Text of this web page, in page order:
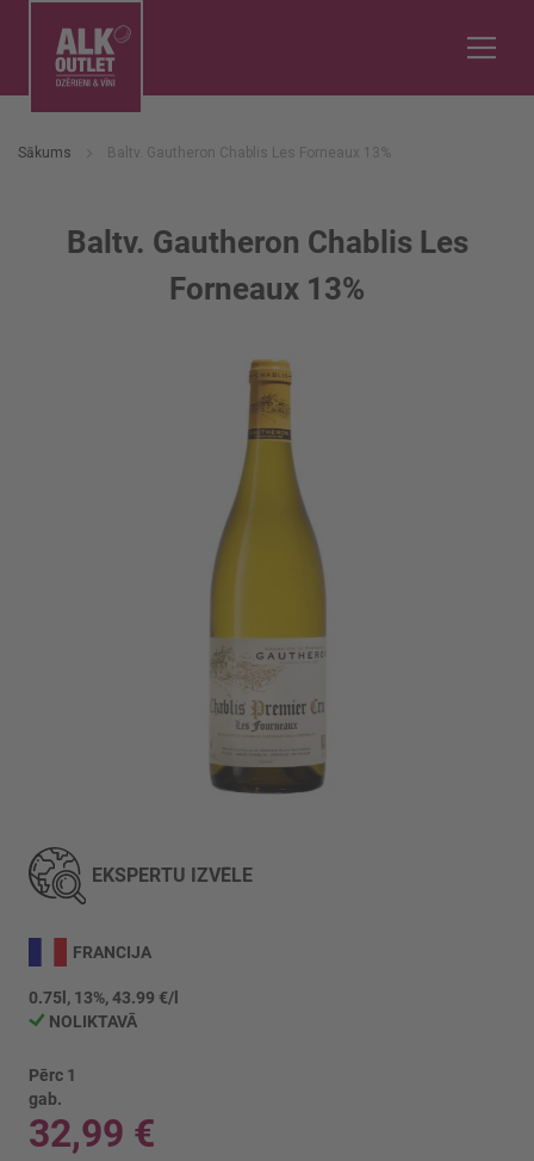
Sākums Baltv. Gautheron Chablis Les Forneaux 13%
Baltv. Gautheron Chablis Les
Forneaux 13%
uz
galerijas
sākumu
EKSPERTU IZVĒLE
FRANCIJA
0.75l, 13%, 43.99 €/l
NOLIKTAVĀ
Pērc 1
gab.
32,99 €